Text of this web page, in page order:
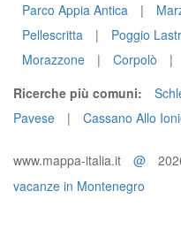
Parco Appia Antica
|
Pellescritta
| Poggio
Morazzone
| Corpolò |
Ricerche più comuni:
Pavese
| Cassano Allo
www.mappa-italia.it @
vacanze in Montenegro